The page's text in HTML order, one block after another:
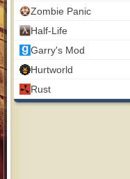
Zombie Panic
Half-Life
Garry's Mod
Hurtworld
Rust